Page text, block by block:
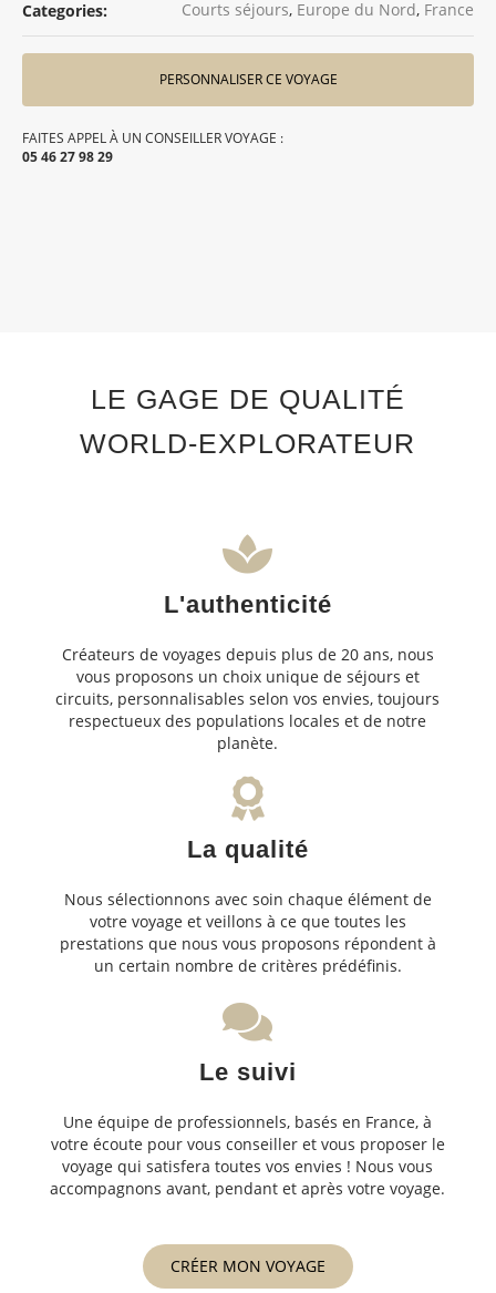
Categories: Courts séjours, Europe du Nord, France
PERSONNALISER CE VOYAGE
FAITES APPEL À UN CONSEILLER VOYAGE :
05 46 27 98 29
LE GAGE DE QUALITÉ
WORLD-EXPLORATEUR
L'authenticité
Créateurs de voyages depuis plus de 20 ans, nous
vous proposons un choix unique de séjours et
circuits, personnalisables selon vos envies, toujours
respectueux des populations locales et de notre
planète.
La qualité
Nous sélectionnons avec soin chaque élément de
votre voyage et veillons à ce que toutes les
prestations que nous vous proposons répondent à
un certain nombre de critères prédéfinis.
Le suivi
Une équipe de professionnels, basés en France, à
votre écoute pour vous conseiller et vous proposer le
voyage qui satisfera toutes vos envies ! Nous vous
accompagnons avant, pendant et après votre voyage.
CRÉER MON VOYAGE